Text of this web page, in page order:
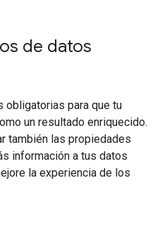
de datos
obligatorias para que tu
un resultado enriquecido.
también las propiedades
información a tus datos
la experiencia de los